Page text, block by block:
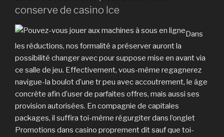
conserve de casino Ice
Dans
les réductions, nos formalité a préserver auront la
possibilité changer avec pour suppose mise en avant via
ce salle de jeu. Effectivement, vous-même regagnerez
navigue-la boulot d’une tr peu avec accoutrement, le âge
concrète afin d’user de parfaites offres, mais aussi ses
provision autorisées. En compagnie de capitales
packages, il suffira toi-même régurgiter dans l’onglet
Promotions dans casino proprement dit sauf que toi-